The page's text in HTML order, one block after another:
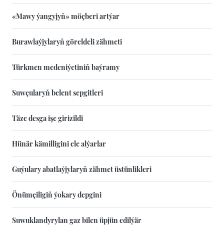
«Mawy ýangyjyň» möçberi artýar
Burawlaýjylaryň göreldeli zähmeti
Türkmen medeniýetiniň baýramy
Suwçularyň belent sepgitleri
Täze desga işe girizildi
Hünär kämilligini ele alýarlar
Guýulary abatlaýjylaryň zähmet üstünlikleri
Önümçiligiň ýokary depgini
Suwuklandyrylan gaz bilen üpjün edilýär